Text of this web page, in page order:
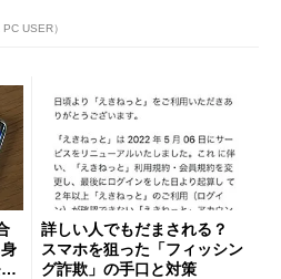
USER）
詳しい人でもだまされる？
スマホを狙った「フィッシン
グ詐欺」の手口と対策